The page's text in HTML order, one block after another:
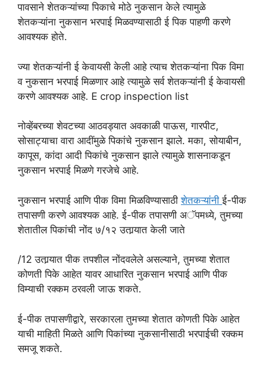
पावसाने शेतकऱ्यांच्या पिकाचे मोठे नुकसान केले त्यामुळे
शेतकऱ्यांना नुकसान भरपाई मिळवण्यासाठी ई पिक पाहणी करणे
आवश्यक होते.
ज्या शेतकऱ्यांनी ई केवायसी केली आहे त्याच शेतकऱ्यांना पिक विमा
व नुकसान भरपाई मिळणार आहे त्यामुळे सर्व शेतकऱ्यांनी ई केवायसी
करणे आवश्यक आहे. E crop inspection list
नोव्हेंबरच्या शेवटच्या आठवड्यात अवकाळी पाऊस, गारपीट,
सोसाट्याचा वारा आदींमुळे पिकांचे नुकसान झाले. मका, सोयाबीन,
कापूस, कांदा आदी पिकांचे नुकसान झाले त्यामुळे शासनाकडून
नुकसान भरपाई मिळणे गरजेचे आहे.
नुकसान भरपाई आणि पीक विमा मिळविण्यासाठीशेतकऱ्यांनीई-पीक
तपासणी करणे आवश्यक आहे. ई-पीक तपासणी अॅपमध्ये, तुमच्या
शेतातील पिकांची नोंद ७/१२ उतार्‍यात केली जाते
/12 उतार्‍यात पीक तपशील नोंदवलेले असल्याने, तुमच्या शेतात
कोणती पिके आहेत यावर आधारित नुकसान भरपाई आणि पीक
विम्याची रक्कम ठरवली जाऊ शकते.
ई-पीक तपासणीद्वारे, सरकारला तुमच्या शेतात कोणती पिके आहेत
याची माहिती मिळते आणि पिकांच्या नुकसानीसाठी भरपाईची रक्कम
समजू शकते.